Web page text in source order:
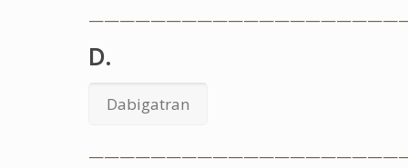
D.
Dabigatran